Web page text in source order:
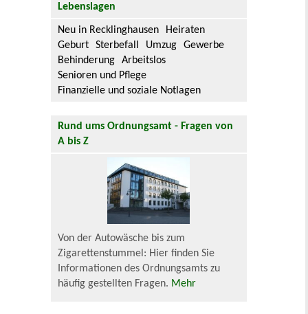
Lebenslagen
Neu in Recklinghausen
Heiraten
Geburt
Sterbefall Umzug
Gewerbe
Behinderung
Arbeitslos
Senioren und Pflege
Finanzielle und soziale Notlagen
Rund ums Ordnungsamt - Fragen von
A bis Z
Von der Autowäsche bis zum
Zigarettenstummel: Hier finden Sie
Informationen des Ordnungsamts zu
häufig gestellten Fragen. Mehr